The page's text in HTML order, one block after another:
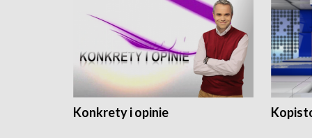
Konkrety i opinie